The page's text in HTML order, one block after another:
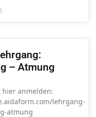
– Atmung
anmelden:
lehrgang-
atmung